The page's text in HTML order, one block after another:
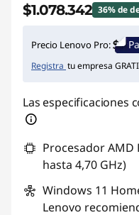
$1.078.342 36% de
Ahorros
Precio Lenovo Pro:
Registra tu empresa
Las especificaciones
Procesador AMD
hasta 4,70 GHz)
Windows 11
Lenovo